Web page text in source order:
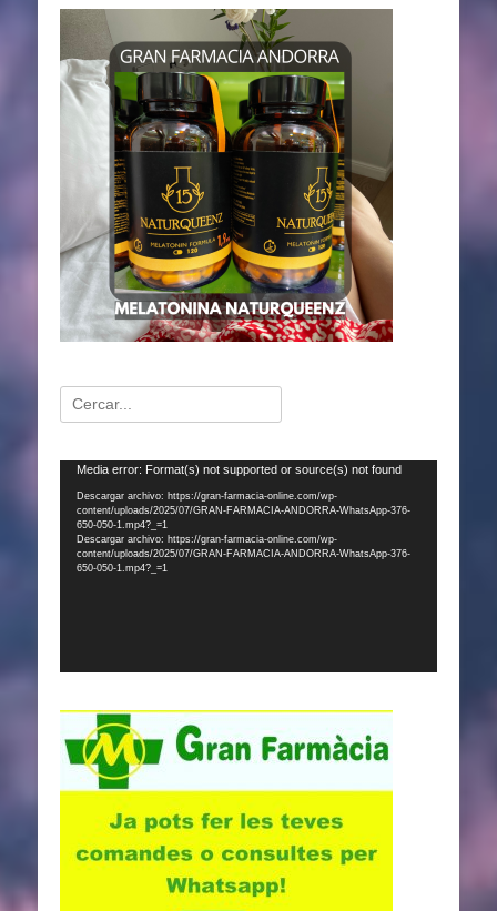
Buscar:
Reproductor
vídeo
Media error: Format(s) not supported or source(s) not found
Descargar archivo: https://gran-farmacia-online.com/wp-
content/uploads/2025/07/GRAN-FARMACIA-ANDORRA-WhatsApp-376-
650-050-1.mp4?_=1
Descargar archivo: https://gran-farmacia-online.com/wp-
content/uploads/2025/07/GRAN-FARMACIA-ANDORRA-WhatsApp-376-
650-050-1.mp4?_=1